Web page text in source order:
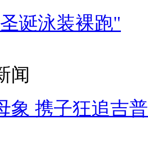
诞泳装裸跑"
闻
象 携子狂追吉